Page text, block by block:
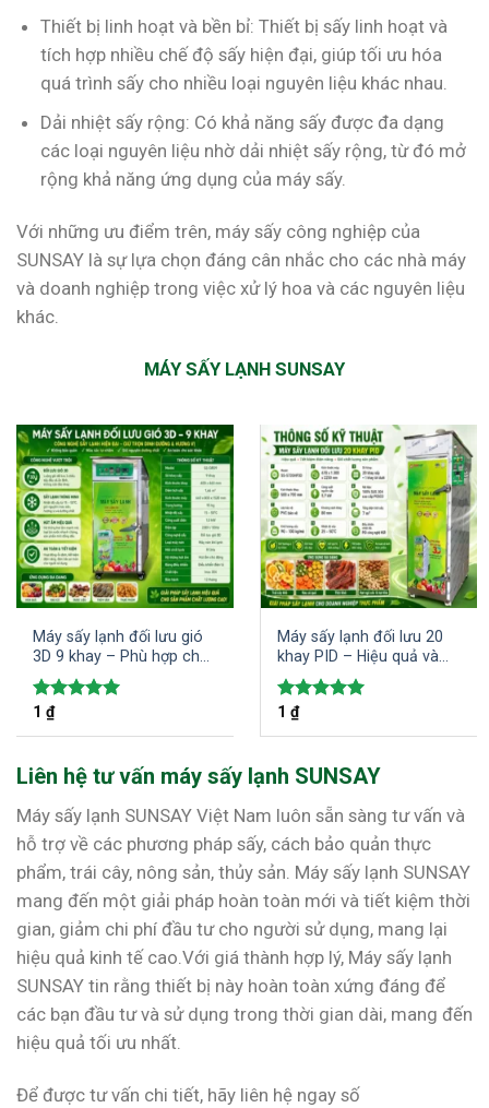
Thiết bị linh hoạt và bền bỉ: Thiết bị sấy linh hoạt và
tích hợp nhiều chế độ sấy hiện đại, giúp tối ưu hóa
quá trình sấy cho nhiều loại nguyên liệu khác nhau.
Dải nhiệt sấy rộng: Có khả năng sấy được đa dạng
các loại nguyên liệu nhờ dải nhiệt sấy rộng, từ đó mở
rộng khả năng ứng dụng của máy sấy.
Với những ưu điểm trên, máy sấy công nghiệp của
SUNSAY là sự lựa chọn đáng cân nhắc cho các nhà máy
và doanh nghiệp trong việc xử lý hoa và các nguyên liệu
khác.
MÁY SẤY LẠNH SUNSAY
Máy sấy lạnh đối lưu gió
3D 9 khay – Phù hợp cho
các hộ kinh doanh gia
đình sấy đa dạng các loại
thực phẩm và nông sản
Được xếp
1 ₫
Máy sấy lạnh đối lưu 20
khay PID – Hiệu quả và
tiết kiệm điện năng trong
sấy khô thực phẩm
Được xếp
1 ₫
Liên hệ tư vấn máy sấy lạnh SUNSAY
Máy sấy lạnh SUNSAY Việt Nam luôn sẵn sàng tư vấn và
hỗ trợ về các phương pháp sấy, cách bảo quản thực
phẩm, trái cây, nông sản, thủy sản. Máy sấy lạnh SUNSAY
mang đến một giải pháp hoàn toàn mới và tiết kiệm thời
gian, giảm chi phí đầu tư cho người sử dụng, mang lại
hiệu quả kinh tế cao.Với giá thành hợp lý, Máy sấy lạnh
SUNSAY tin rằng thiết bị này hoàn toàn xứng đáng để
các bạn đầu tư và sử dụng trong thời gian dài, mang đến
hiệu quả tối ưu nhất.
Để được tư vấn chi tiết, hãy liên hệ ngay số